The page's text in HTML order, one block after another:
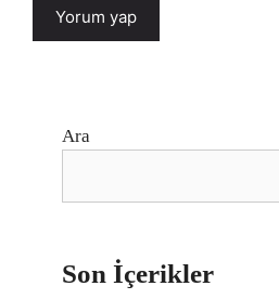
Ara
Son İçerikler